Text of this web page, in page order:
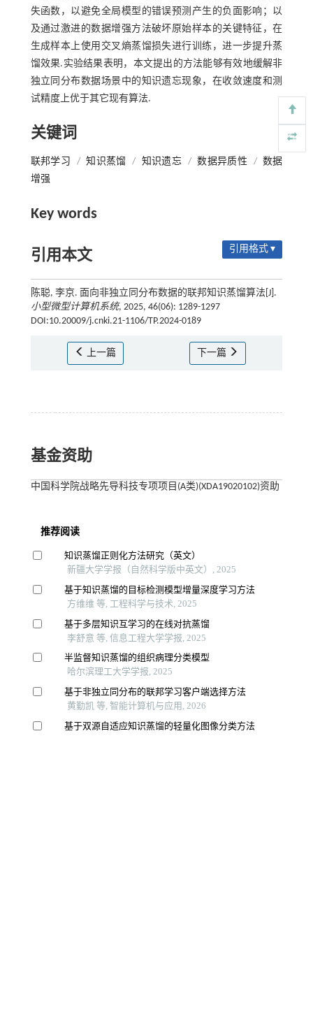
失函数，以避免全局模型的错误预测产生的负面影响；以
及通过激进的数据增强方法破坏原始样本的关键特征，在
生成样本上使用交叉熵蒸馏损失进行训练，进一步提升蒸
馏效果.实验结果表明，本文提出的方法能够有效地缓解非
独立同分布数据场景中的知识遗忘现象，在收敛速度和测
试精度上优于其它现有算法.
关键词
联邦学习 / 知识蒸馏 / 知识遗忘 / 数据异质性 / 数据
增强
Key words
引用本文 引用格式 ▾
陈聪, 李京. 面向非独立同分布数据的联邦知识蒸馏算法[J].
小型微型计算机系统, 2025, 46(06): 1289-1297
DOI:10.20009/j.cnki.21-1106/TP.2024-0189
上一篇 下一篇
基金资助
中国科学院战略先导科技专项项目(A类)(XDA19020102)资助